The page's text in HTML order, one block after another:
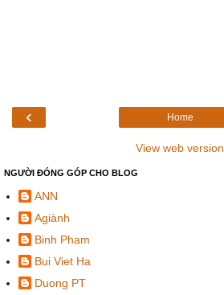
‹ Home
View web version
NGƯỜI ĐÓNG GÓP CHO BLOG
ANN
Agiành
Binh Pham
Bui Viet Ha
Duong PT